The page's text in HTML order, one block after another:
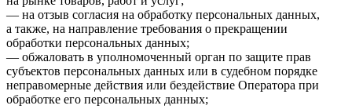
— на отзыв согласия на обработку персональных данных,
а также, на направление требования о прекращении
обработки персональных данных;
— обжаловать в уполномоченный орган по защите прав
субъектов персональных данных или в судебном порядке
неправомерные действия или бездействие Оператора при
обработке его персональных данных;